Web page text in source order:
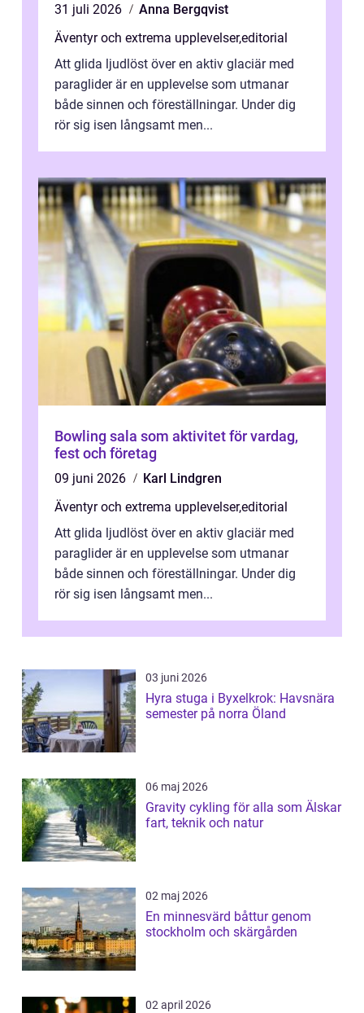
31 juli 2026
Anna Bergqvist
Äventyr och extrema upplevelser,editorial
Att glida ljudlöst över en aktiv glaciär med
paraglider är en upplevelse som utmanar
både sinnen och föreställningar. Under dig
rör sig isen långsamt men...
Bowling sala som aktivitet för vardag,
fest och företag
09 juni 2026
Karl Lindgren
Äventyr och extrema upplevelser,editorial
Att glida ljudlöst över en aktiv glaciär med
paraglider är en upplevelse som utmanar
både sinnen och föreställningar. Under dig
rör sig isen långsamt men...
03 juni 2026
Hyra stuga i Byxelkrok: Havsnära
semester på norra Öland
06 maj 2026
Gravity cykling för alla som Älskar
fart, teknik och natur
02 maj 2026
En minnesvärd båttur genom
stockholm och skärgården
02 april 2026